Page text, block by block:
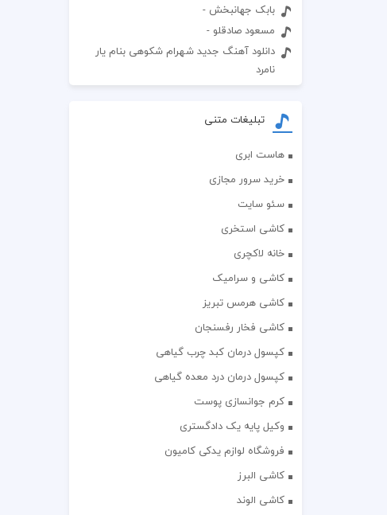
بابک جهانبخش -
مسعود صادقلو -
دانلود آهنگ جدید شهرام شکوهی بنام یار
نامرد
تبلیغات متنی
هاست ابری
خرید سرور مجازی
سئو سایت
کاشی استخری
خانه لاکچری
کاشی و سرامیک
کاشی هرمس تبریز
کاشی فخار رفسنجان
کپسول درمان کبد چرب گیاهی
کپسول درمان درد معده گیاهی
کرم جوانسازی پوست
وکیل پایه یک دادگستری
فروشگاه لوازم یدکی کامیون
کاشی البرز
کاشی الوند